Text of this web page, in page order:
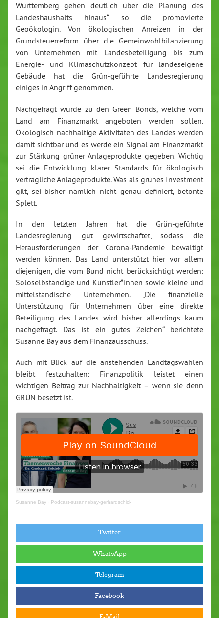
Württemberg gehen deutlich über die Planung des
Landeshaushalts hinaus“, so die promovierte
Geoökologin. Von ökologischen Anreizen in der
Grundsteuerreform über die Gemeinwohlbilanzierung
von Unternehmen mit Landesbeteiligung bis zum
Energie- und Klimaschutzkonzept für landeseigene
Gebäude hat die Grün-geführte Landesregierung
einiges in Angriff genommen.
Nachgefragt wurde zu den Green Bonds, welche vom
Land am Finanzmarkt angeboten werden sollen.
Ökologisch nachhaltige Aktivitäten des Landes werden
damit sichtbar und es werde ein Signal am Finanzmarkt
zur Stärkung grüner Anlageprodukte gegeben. Wichtig
sei die Entwicklung klarer Standards für ökologisch
verträgliche Anlageprodukte. Was als grünes Investment
gilt, sei bisher nämlich nicht genau definiert, betonte
Splett.
In den letzten Jahren hat die Grün-geführte
Landesregierung gut gewirtschaftet, sodass die
Herausforderungen der Corona-Pandemie bewältigt
werden können. Das Land unterstützt hier vor allem
diejenigen, die vom Bund nicht berücksichtigt werden:
Soloselbständige und Künstler*innen sowie kleine und
mittelständische Unternehmen. „Die finanzielle
Unterstützung für Unternehmen über eine direkte
Beteiligung des Landes wird bisher allerdings kaum
nachgefragt. Das ist ein gutes Zeichen“ berichtete
Susanne Bay aus dem Finanzausschuss.
Auch mit Blick auf die anstehenden Landtagswahlen
bleibt festzuhalten: Finanzpolitik leistet einen
wichtigen Beitrag zur Nachhaltigkeit – wenn sie denn
GRÜN besetzt ist.
Susanne Bay · Podcast-susannebay-gerhardschick
Twitter
WhatsApp
Telegram
Facebook